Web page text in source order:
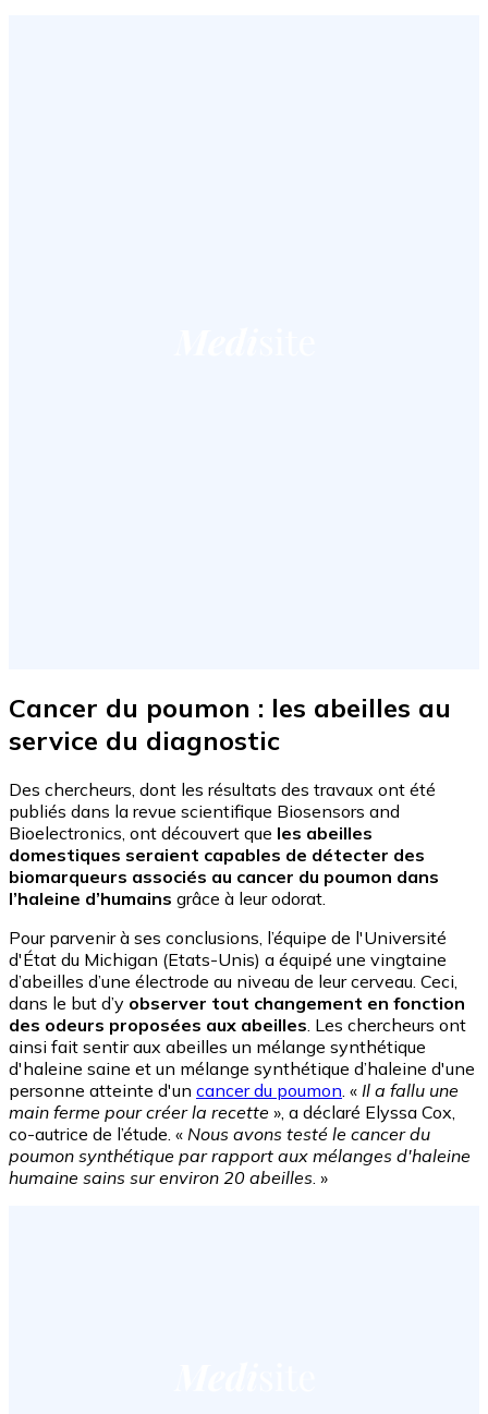
Cancer du poumon : les abeilles au
service du diagnostic
Des chercheurs, dont les résultats des travaux ont été
publiés dans la revue scientifique Biosensors and
Bioelectronics, ont découvert que les abeilles
domestiques seraient capables de détecter des
biomarqueurs associés au cancer du poumon dans
l’haleine d’humains grâce à leur odorat.
Pour parvenir à ses conclusions, l’équipe de l'Université
d'État du Michigan (Etats-Unis) a équipé une vingtaine
d’abeilles d’une électrode au niveau de leur cerveau. Ceci,
dans le but d’y observer tout changement en fonction
des odeurs proposées aux abeilles . Les chercheurs ont
ainsi fait sentir aux abeilles un mélange synthétique
d'haleine saine et un mélange synthétique d’haleine d'une
personne atteinte d'un cancer du poumon . « Il a fallu une
main ferme pour créer la recette », a déclaré Elyssa Cox,
co-autrice de l’étude. « Nous avons testé le cancer du
poumon synthétique par rapport aux mélanges d'haleine
humaine sains sur environ 20 abeilles . »